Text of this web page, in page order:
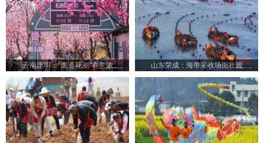
云南昆明：“圆通花潮”春意浓 山东荣成：海带采收场面壮观